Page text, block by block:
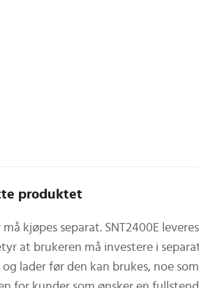
produktet
kjøpes separat. SNT2400E
at brukeren må investere i
lader før den kan brukes, noe